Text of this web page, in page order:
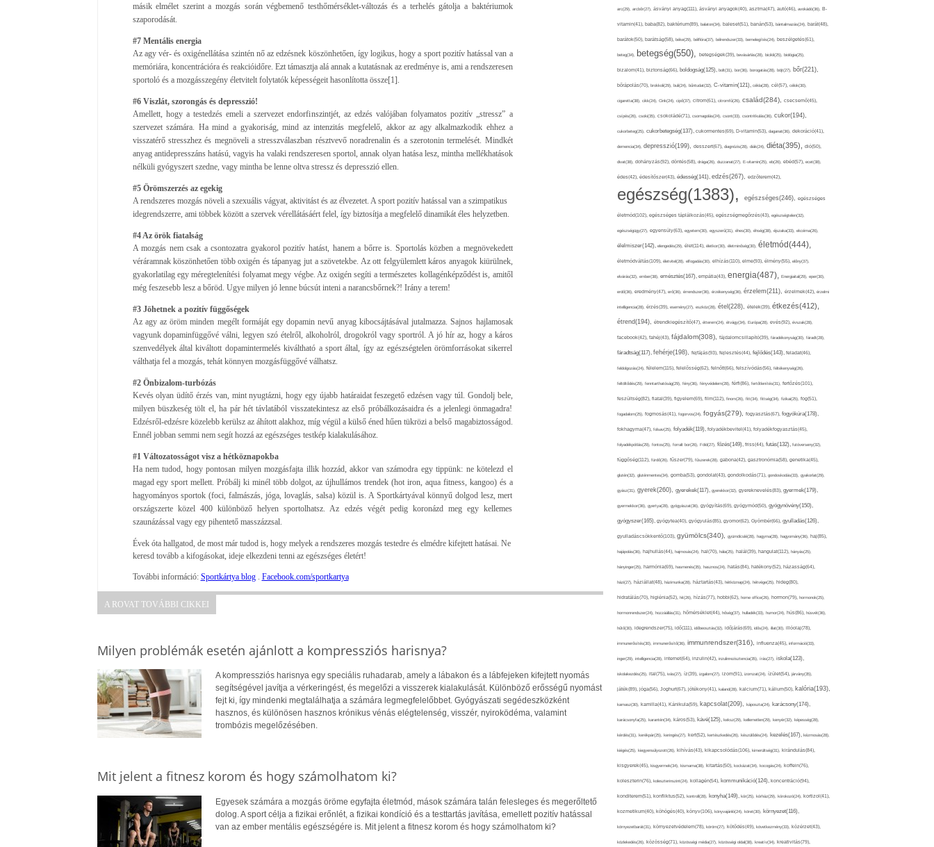
másik elmélet szerint a mozgás során végbemenő testhőmérséklet-változás és a terhelés gátolja a baktériumok
szaporodását.
#7 Mentális energia
Az agy vér- és oxigénellátása szintén nő az edzésnek köszönhetően, így logikus, hogy a sport pozitív hatással van a
memóriára, koncentrációra és reakcióidőre. Ezt támasztja alá annak a kutatásnak az eredménye is, ami a rendszeresen
sportoló és a mozgásszegény életvitelt folytatók képességeit hasonlította össze[1].
#6 Viszlát, szorongás és depresszió!
Amellett, hogy a testedzés emeli a szervezet endorfinszintjét, az edzés valójában folyamatos pozitív „stressz” a
szervezet számára. Ha mind a gyakoriság, mind az intenzitás megfelelő, akkor az agy alkalmazkodik ehhez a
visszatérő stresszhez és megnöveli a stresszválaszban résztvevő noradrenalin és a szerotonin termelését. Mindkét
anyag antidepresszáns hatású, vagyis ha valaki rendszeresen sportol, annak olyan hatása lesz, mintha mellékhatások
nélküli gyógyszert szedne, vagy mintha be lenne oltva stressz és depresszió ellen.
#5 Örömszerzés az egekig
A rendszeres mozgás növeli a szexuális vágyat, aktivitást és az élvezetet. A sport pozitív hatással van a szimpatikus
idegrendszerre, ami többek között a szervek vérellátásáért felel, így biztosítja a megfelelő dinamikát éles helyzetben.
#4 Az örök fiatalság
A mozgás nem csak a csontozatra gyakorol pozitív hatást, hanem a bőrre is. Sportolás közben a megnövekedett
véráramnak köszönhetően több oxigén és tápanyag jut a szövetekbe. Az ott felgyülemlett káros anyagok kiürülnek,
gyakorlatilag egy méregtelenítési folyamat megy végbe. Az oxigén segíti a természetes kollagénképződést is, amitől
még feszesebb lesz a bőröd. Ugye milyen jó lenne búcsút inteni a narancsbőrnek?! Irány a terem!
#3 Jöhetnek a pozitív függőségek
Az agy az öröm minden megélt formáját egy dopamin nevű anyag kibocsájtásával jutalmazza. Sajnos hajlamosak
vagyunk dopaminfüggővé válni, legyen szó ételről, alkoholról, drogokról vagy sportról. A jó hír az, hogy a káros
szenvedélyek által kiváltott dopamintermelés kiváltható a sport által, így az egészségtelen örömforrásokat sikerrel
válthatja fel a mozgás, tehát könnyen mozgásfüggővé válhatsz.
#2 Önbizalom-turbózás
Kevés olyan üdítő érzés van, mint nyugtázni, hogy egy újabb határaidat feszegető edzésen vagy túl. Gondolj bele,
milyen büszkeség tölt el, ha pár hét távlatából visszatekintesz az első próbálkozásaidra és a jelenlegi önmagadra!
Edzésről-edzésre közelebb kerülsz az áhított alakhoz, míg végül a külső éned hűen tükrözi a belső magabiztosságod.
Ennél jobban semmi nem segít hozzá az egészséges testkép kialakulásához.
#1 Változatosságot visz a hétköznapokba
Ha nem tudod, hogy pontosan milyen mozgásfajta illik hozzád, akkor van számodra egy tippünk: ne kötelezd el
magad egy sport mellett. Próbálj ki minél több dolgot, az újhullámos trendek (hot iron, aqua fitness, kangoo) és a
hagyományos sportok (foci, falmászás, jóga, lovaglás, salsa) közül is. A Sportkártyával könnyű dolgod lesz, mert
országszerte közel 400 különböző helyen sportolhatsz. Az edzés végét pedig koronázd meg egy kellemes
szaunázással vagy egy pihentető masszázzsal.
Évek óta hallgatod, de most már tudod is, hogy melyek a rendszeres mozgás testedre és elmédre kifejtett hatásai. Ne
keresd tovább a kifogásokat, ideje elkezdeni tenni az egészséges életért!
További információ: Sportkártya blog. Facebook.com/sportkartya
A ROVAT TOVÁBBI CIKKEI
Milyen problémák esetén ajánlott a kompressziós harisnya?
A kompressziós harisnya egy speciális ruhadarab, amely a lábakon és a lábfejeken kifejtett nyomás
segítségével javítja a vérkeringést, és megelőzi a visszerek kialakulását. Különböző erősségű nyomást
fejt ki, így mindenki megtalálhatja a számára legmegfelelőbbet. Gyógyászati segédeszközként
hasznos, és különösen hasznos krónikus vénás elégtelenség, visszér, nyiroködéma, valamint
trombózis megelőzésében.
Mit jelent a fitnesz korom és hogy számolhatom ki?
Egyesek számára a mozgás öröme egyfajta életmód, mások számára talán felesleges és megerőltető
dolog. A sport célja a fizikai erőnlét, a fizikai kondíció és a testtartás javítása, emellett pozitív hatással
van az ember mentális egészségére is. Mit jelent a fitnesz korom és hogy számolhatom ki?
arc(29), arcbőr(27), ásványi anyag(111), ásványi anyagok(40), asztma(47), autó(46), avokádó(36), B-
vitamin(41), baba(82), baktérium(89), balaton(34), baleset(51), banán(53), bántalmazás(24), barát(48),
barátok(50), barátság(58), béke(29), bélflóra(37), bélrendszer(33), bemelegítés(24), beszélgetés(61),
beteg(34), betegség(550), betegségek(39), bevásárlás(28), bicikli(25), biológia(25),
bizalom(41), biztonság(66), boldogság(125), bolt(31), bor(36), borogatás(28), böjt(27), bőr(221),
bőrápolás(70), brokkoli(29), buli(24), bűntudat(32), C-vitamin(121), cékla(28), cél(57), célok(30),
cigaretta(38), cikk(24), Cink(24), cipő(37), citrom(61), citromfű(26), család(284), csecsemő(45),
csípés(26), csoki(35), csokoládé(71), csomagolás(24), csont(33), csontritkulás(36), cukor(194),
cukorbeteg(25), cukorbetegség(137), cukormentes(69), D-vitamin(53), daganat(36), dekoráció(41),
demencia(34), depresszió(199), desszert(67), diagnózis(28), diák(24), diéta(395), dió(50),
divat(38), dohányzás(92), döntés(58), drága(26), duzzanat(27), E-vitamin(25), eb(26), ebéd(57), ecet(38),
édes(42), édesítőszer(43), édesség(141), edzés(267), edzőterem(42),
egészség(1383), egészséges(246), egészséges
életmód(102), egészséges táplálkozás(45), egészségmegőrzés(43), egészségtelen(32),
egészségügy(27), egyensúly(63), egyetem(30), egyszerű(31), éhes(30), éhség(38), éjszaka(33), ekcéma(26),
élelmiszer(142), elengedés(29), élet(114), életkor(30), életminőség(30), életmód(444),
életmódváltás(109), életvitel(28), elfogadás(30), elhízás(110), elme(93), élmény(55), előny(37),
elvárás(32), ember(38), emésztés(167), empátia(43), energia(487), Energiaital(29), eper(30),
erdő(36), eredmény(47), erő(36), érrendszer(36), érzékenység(36), érzelem(211), érzelmek(42), érzelmi
intelligencia(28), érzés(39), esemény(27), eszköz(28), étel(228), ételek(39), étkezés(412),
étrend(194), étrendkiegészítő(47), étterem(24), étvágy(34), Európa(28), evés(92), évszak(28),
facebook(42), fahéj(43), fájdalom(308), fájdalomcsillapító(39), fáradékonyság(30), fáradt(28),
fáradtság(117), fehérje(198), fejfájás(93), fejlesztés(44), fejlődés(143), feladat(46),
feldolgozás(24), félelem(115), felelősség(62), felnőtt(66), felszívódás(56), féltékenység(26),
feltöltődés(29), fenntarthatóság(29), fény(36), fényvédelem(28), férfi(86), fertőtlenítés(31), fertőzés(101),
feszültség(82), fiatal(39), figyelem(69), film(112), finom(26), fitt(34), fittség(34), fizikai(25), fog(51),
fogadalom(25), fogmosás(41), fogorvos(24), fogyás(279), fogyasztás(67), fogyókúra(178),
fokhagyma(47), folsav(25), folyadék(119), folyadékbevitel(41), folyadékfogyasztás(45),
folyadékpótlás(29), fontos(25), forralt bor(26), Föld(27), főzés(149), friss(44), futás(132), futóverseny(32),
függőség(112), fürdő(26), fűszer(79), fűszerek(28), gabona(42), gasztronómia(58), genetika(45),
glutén(32), gluténmentes(34), gomba(53), gondolat(43), gondolkodás(71), gondoskodás(33), gyakorlat(29),
gyász(31), gyerek(260), gyerekek(117), gyerekkor(32), gyereknevelés(83), gyermek(179),
gyermekkor(36), gyertya(28), gyógyászat(36), gyógyítás(69), gyógymód(50), gyógynövény(150),
gyógyszer(165), gyógytea(40), gyógyulás(85), gyomor(62), Gyömbér(66), gyulladás(126),
gyulladáscsökkentő(103), gyümölcs(340), gyümölcslé(28), hagyma(28), hagyomány(36), haj(85),
hajápolás(36), hajhullás(44), hajmosás(24), hal(70), hála(25), halál(39), hangulat(112), hányás(25),
hányinger(25), harmónia(69), hasmenés(35), hasznos(24), hatás(84), hatékony(52), házasság(64),
házi(27), háziállat(48), házimunka(28), háztartás(43), hétköznap(24), hétvége(25), hideg(80),
hidratálás(70), higiénia(52), hit(26), hízás(77), hobbi(62), home office(26), hormon(79), hormonok(25),
hormonrendszer(24), hozzáállás(31), hőmérséklet(44), hőség(37), hulladék(33), humor(24), hús(86), húsvét(36),
hűtő(30), idegrendszer(75), idő(111), időbeosztás(32), időjárás(69), idős(24), illat(30), illóolaj(78),
immunerősítés(30), immunerősítő(36), immunrendszer(316), influenza(45), információ(33),
inger(29), intelligencia(28), internet(64), inzulin(42), inzulinrezisztencia(35), írás(27), iskola(123),
iskolakezdés(25), ital(75), ivás(27), íz(39), izgalom(27), izom(91), izomzat(24), ízület(54), járvány(35),
játék(89), jóga(56), Joghurt(67), jótékony(41), kaland(28), kalcium(71), kálium(50), kalória(193),
kamasz(30), kamilla(41), Kánikula(59), kapcsolat(209), káposzta(24), karácsony(174),
karácsonyfa(25), karantén(34), káros(53), kávé(125), keksz(29), kellemetlen(29), kenyér(32), képesség(28),
kérdés(31), kerékpár(25), keringés(27), kert(52), kertészkedés(26), készülődés(24), kezelés(167), kézmosás(28),
kiégés(25), kiegyensúlyozott(26), kihívás(43), kikapcsolódás(106), kimerültség(31), kirándulás(84),
kisgyerek(45), kisgyermek(34), kismama(38), kitartás(50), kockázat(34), kocogás(24), koffein(76),
koleszterin(76), koleszterinszint(24), kollagén(54), kommunikáció(124), koncentráció(94),
konditerem(51), konfliktus(52), kontroll(28), konyha(149), kór(25), kórház(29), kórokozó(24), kortizol(41),
kozmetikum(40), köhögés(40), könyv(106), könyvajánló(24), köret(30), környezet(116),
környezetbarát(31), környezetvédelem(78), köröm(27), kötődés(49), következmény(33), közérzet(43),
közlekedés(26), közösség(71), közösségi média(27), közösségi oldal(38), kreatív(34), kreativitás(79),